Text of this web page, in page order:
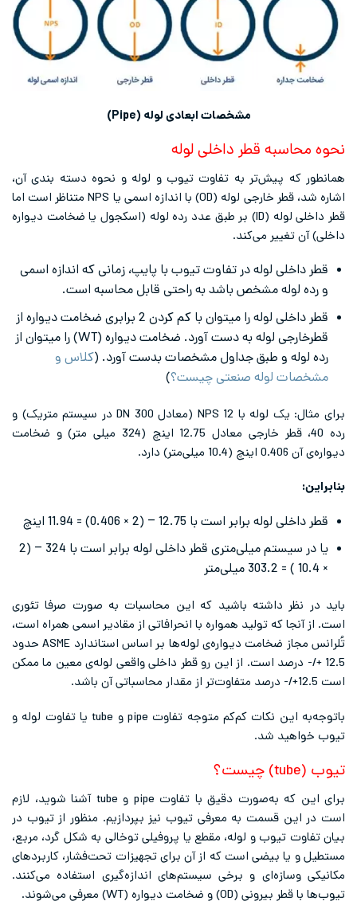
مشخصات ابعادی لوله (Pipe)
نحوه محاسبه قطر داخلی لوله
همانطور که پیش‌تر به تفاوت تیوب و لوله و نحوه دسته بندی آن،
اشاره شد، قطر خارجی لوله (OD) با اندازه اسمی یا NPS متناظر است اما
قطر داخلی لوله (ID) بر طبق عدد رده لوله (اسکجول یا ضخامت دیواره
داخلی) آن تغییر می‌کند.
قطر داخلی لوله در تفاوت تیوب با پایپ، زمانی که اندازه اسمی
و رده لوله مشخص باشد به راحتی قابل محاسبه است.
قطر داخلی لوله را میتوان با کم کردن 2 برابری ضخامت دیواره از
قطرخارجی لوله به دست آورد. ضخامت دیواره (WT) را میتوان از
رده لوله و طبق جداول مشخصات بدست آورد. (کلاس و
مشخصات لوله صنعتی چیست؟)
برای مثال: یک لوله با NPS 12 (معادل DN 300 در سیستم متریک) و
رده 40، قطر خارجی معادل 12.75 اینچ (324 میلی متر) و ضخامت
دیواره‌ی آن 0.406 اینچ (10.4 میلی‌متر) دارد.
بنابراین:
قطر داخلی لوله برابر است با 12.75 – (2 × 0.406) = 11.94 اینچ
یا در سیستم میلی‌متری قطر داخلی لوله برابر است با 324 – (2
× 10.4 ) = 303.2 میلی‌متر
باید در نظر داشته باشید که این محاسبات به صورت صرفا تئوری
است. از آنجا که تولید همواره با انحرافاتی از مقادیر اسمی همراه است،
تُلرانس مجاز ضخامت دیواره‌ی لوله‌ها بر اساس استاندارد ASME حدود
12.5 +/- درصد است. از این رو قطر داخلی واقعی لوله‌ی معین ما ممکن
است 12.5+/- درصد متفاوت‌تر از مقدار محاسباتی آن باشد.
باتوجه‌به این نکات کم‌کم متوجه تفاوت pipe و tube یا تفاوت لوله و
تیوب خواهید شد.
تیوب (tube) چیست؟
برای این که به‌صورت دقیق با تفاوت pipe و tube آشنا شوید، لازم
است در این قسمت به معرفی تیوب نیز بپردازیم. منظور از تیوب در
بیان تفاوت تیوب و لوله، مقطع یا پروفیلی توخالی به شکل گرد، مربع،
مستطیل و یا بیضی است که از آن برای تجهیزات تحت‌فشار، کاربردهای
مکانیکی وسازه‌ای و برخی سیستم‌های اندازه‌گیری استفاده می‌کنند.
تیوب‌ها با قطر بیرونی (OD) و ضخامت دیواره (WT) معرفی می‌شوند.